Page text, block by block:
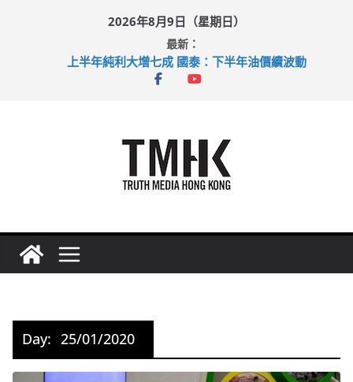
2026年8月9日（星期日）
最新：
上半年純利大增七成 國泰：下半年油價續波動
拜仁熱身賽挫維拉 啟德主場館奪錦標
Day: 25/01/2020